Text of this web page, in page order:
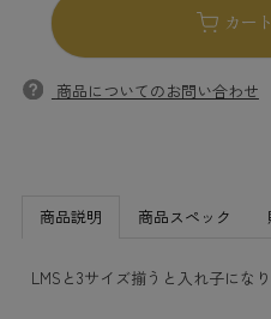
カー
商品についてのお問い合わせ
商品説明 商品スペック
LMSと3サイズ揃うと入れ子にな